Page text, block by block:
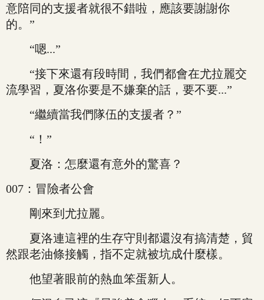
意陪同的支援者就很不錯啦，應該要謝謝你
的。”
“嗯...”
“接下來還有段時間，我們都會在尤拉麗交
流學習，夏洛你要是不嫌棄的話，要不要...”
“繼續當我們隊伍的支援者？”
“！”
夏洛：怎麼還有意外的驚喜？
007：冒險者公會
剛來到尤拉麗。
夏洛連這裡的生存守則都還沒有搞清楚，貿
然跟老油條接觸，指不定就被坑成什麼樣。
他望著眼前的熱血笨蛋新人。